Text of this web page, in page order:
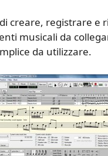
creare, registrare
musicali da
da utilizzare.